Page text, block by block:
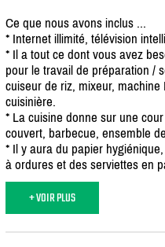
Ce que nous avons inclus ...
* Internet illimité, télévision
* Il a tout ce dont vous avez
pour le travail de préparation /
cuiseur de riz, mixeur,
cuisinière.
* La cuisine donne sur une
couvert, barbecue, ensemble
* Il y aura du papier
à ordures et des serviettes en
+ VOIR PLUS